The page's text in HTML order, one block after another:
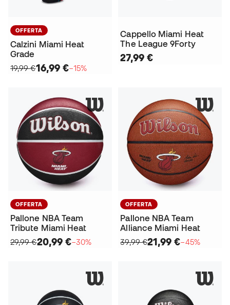
OFFERTA
Calzini Miami Heat
Grade
19,99 €16,99 €−15%
Cappello Miami Heat
The League 9Forty
27,99 €
OFFERTA
Pallone NBA Team
Tribute Miami Heat
29,99 €20,99 €−30%
OFFERTA
Pallone NBA Team
Alliance Miami Heat
39,99 €21,99 €−45%